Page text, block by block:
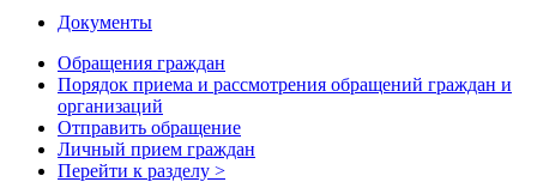
Документы
Обращения граждан
Порядок приема и рассмотрения обращений граждан и
организаций
Отправить обращение
Личный прием граждан
Перейти к разделу >